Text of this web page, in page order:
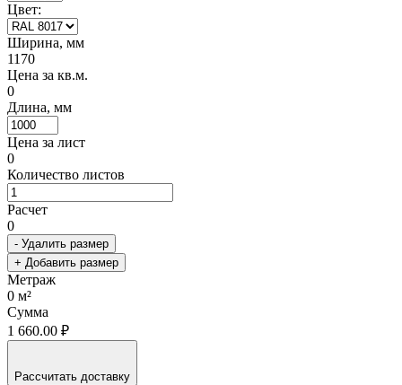
Цвет:
Ширина, мм
1170
Цена за кв.м.
0
Длина, мм
Цена за лист
0
Количество листов
Расчет
0
- Удалить размер
+ Добавить размер
Метраж
0 м²
Сумма
1 660.00 ₽
Рассчитать доставку